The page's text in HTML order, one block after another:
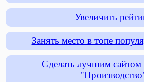
Увеличить
Занять место в топе
Сделать лучшим сайтом